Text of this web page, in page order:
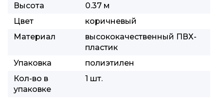
Высота
0.37 м
Цвет
коричневый
Материал
высококачественный ПВХ-
пластик
Упаковка
полиэтилен
Кол-во в
упаковке
1 шт.